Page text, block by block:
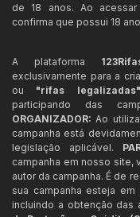
de 18 anos. Ao
confirma que possui 18
A plataforma
exclusivamente para a
ou "rifas legalizadas"
participando das
ORGANIZADOR: Ao
campanha está
legislação aplicável.
campanha em nosso site,
autor da campanha. É de
sua campanha esteja
incluindo a obtenção das